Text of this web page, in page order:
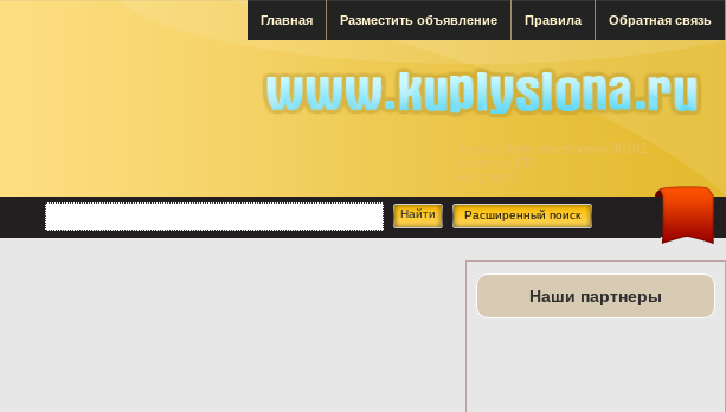
Главная Разместить объявление Правила Обратная связь
Всего в базе объявлений 30182
за месяц 132
за сутки 0
Расширенный поиск
Наши партнеры